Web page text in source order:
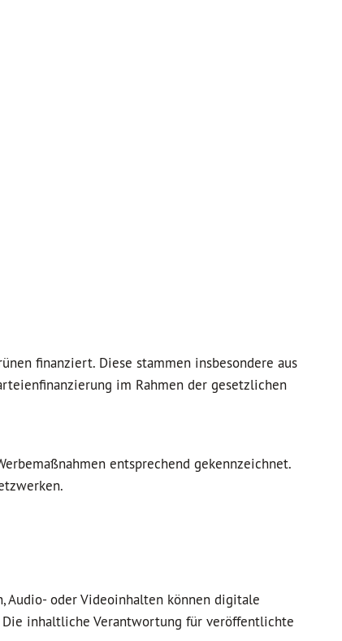
finanziert. Diese stammen insbesondere aus
im Rahmen der gesetzlichen
entsprechend gekennzeichnet.
Audio- oder Videoinhalten können digitale
inhaltliche Verantwortung für veröffentlichte